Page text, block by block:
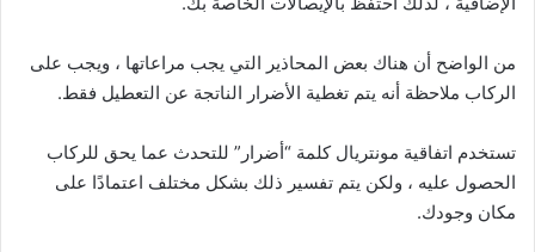
من الواضح أن هناك بعض المحاذير التي يجب مراعاتها ، ويجب على
الركاب ملاحظة أنه يتم تغطية الأضرار الناتجة عن التعطيل فقط.
تستخدم اتفاقية مونتريال كلمة “أضرار” للتحدث عما يحق للركاب
الحصول عليه ، ولكن يتم تفسير ذلك بشكل مختلف اعتمادًا على
مكان وجودك.